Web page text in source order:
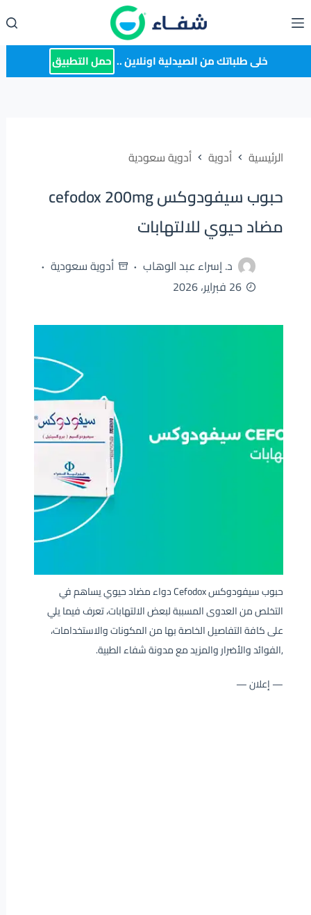
إلى
المحتوى خلى طلباتك من الصيدلية اونلاين .. حمل التطبيق
الرئيسية أدوية أدوية سعودية
حبوب سيفودوكس cefodox 200mg
مضاد حيوي للالتهابات
د. إسراء عبد الوهاب
أدوية سعودية
26 فبراير، 2026
حبوب سيفودوكس Cefodox دواء مضاد حيوي يساهم في
التخلص من العدوى المسببة لبعض الالتهابات، تعرف فيما يلي
على كافة التفاصيل الخاصة بها من المكونات والاستخدامات،
,الفوائد والأضرار والمزيد مع مدونة شفاء الطبية.
— إعلان —